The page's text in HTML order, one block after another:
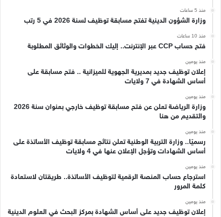
منذ 5 ساعات
وزارة الشؤون الدينية تفتح مسابقة توظيف لسنة 2026 في 5 رتب
منذ 10 ساعات
فتح حساب CCP عبر الإنترنت.. إليك الخطوات والوثائق المطلوبة
منذ يومين
إعلان توظيف جديد بمديرية الجهوية للميزانية .. فتح مسابقة على
أساس الشهادة في 7 ولايات
منذ يومين
وزارة الرياضة تعلن عن فتح مسابقة توظيف خارجي بعنوان سنة 2026
والتقديم من هنا
منذ يومين
رسميًا.. وزارة التربية الوطنية تعلن نتائج مسابقة توظيف الأساتذة على
أساس الشهادات وتؤجل الإعلان عنها في 4 ولايات
منذ يومين
استرجاع حساب المنصة الرقمية لتوظيف الأساتذة.. طريقتان لاستعادة
كلمة المرور
منذ يومين
إعلان توظيف جديد على أساس الشهادة بمركز البحث في العلوم الدينية